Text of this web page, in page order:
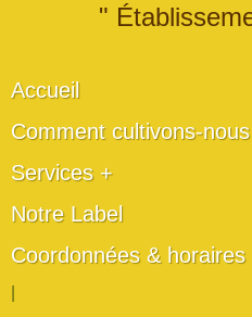
"
Accueil
Comment cultivons-nous
Services +
Notre Label
Coordonnées & horaires